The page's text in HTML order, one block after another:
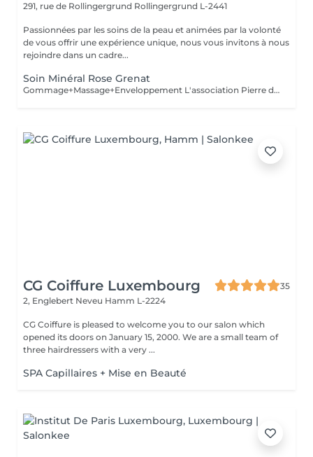
291, rue de Rollingergrund Rollingergrund L-2441
Passionnées par les soins de la peau et animées par la volonté
de vous offrir une expérience unique, nous vous invitons à nous
rejoindre dans un cadre...
Soin Minéral Rose Grenat
Gommage+Massage+Enveloppement L'association Pierre de Grenat, Cranberry et Framboise pour une enveloppement régénérant. Sous l'effet de ce précieux cocktail d'actifs anti-âge, vous savourez un moment unique. Votre peau est tonique, lisse, régénérée et protégée des agressions extérieurs.
CG Coiffure Luxembourg
35
2, Englebert Neveu Hamm L-2224
CG Coiffure is pleased to welcome you to our salon which
opened its doors on January 15, 2000. We are a small team of
three hairdressers with a very ...
SPA Capillaires + Mise en Beauté